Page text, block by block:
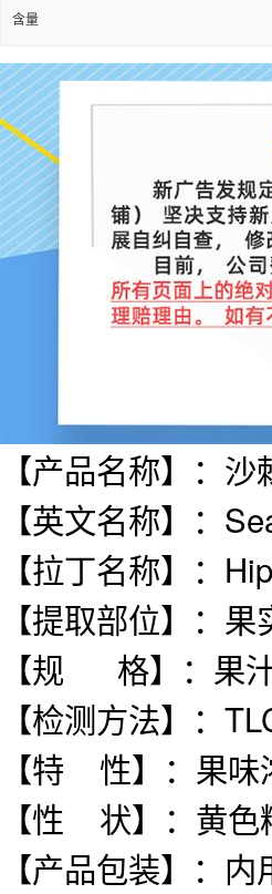
含量
【产品名称】 ： 沙
【英文名称】 ：
【拉丁名称】 ：
【提取部位】 ：果
【规 格】 ： 果
【检测方法】 ：
【特
性】 ： 果味
【性 状】 ： 黄色
【产品包装】：